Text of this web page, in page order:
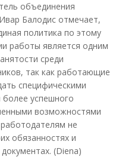
объединения
Балодис отмечает,
политика по этому
работы является одним
среди
так как работающие
специфическими
успешного
возможностями
не
обязанностях и
(Diena)